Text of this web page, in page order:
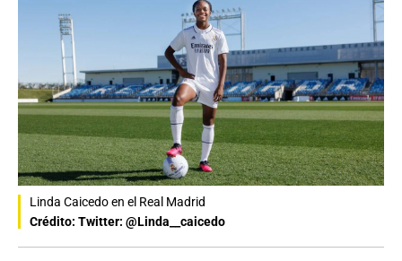
Linda Caicedo en el Real Madrid
Crédito: Twitter: @Linda__caicedo